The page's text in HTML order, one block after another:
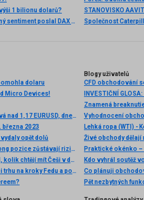
1 bilionu dolarů?
Analýza DAX, Nasdaq, EUR/USD: Zlepšený sentiment poslal DAX na nová maxima
dolaru
Micro Devices!
Ranní videokomentář: Euro zatím zůstává nad 1,17 EURUSD, dnes pozor na evropské PMI
března 2023
opět dolů
EUR/USD: Jižní trend se zastavuje, ale long pozice zůstávají rizikové
Renta 4 200 Kč měsíčně. Průzkum ukázal, kolik chtějí mít Češi v důchodu a co pro to dělají
Wall Street jede na vlně: Pohled na reakci trhu na kroky Fedu a pokles výnosů dluhopisů
Blogy uživatelů
CFD obchodování
Znamená
Lehká ropa (WTI) -
Živé obchody dělají
Praktické okénko –
Co plánuji